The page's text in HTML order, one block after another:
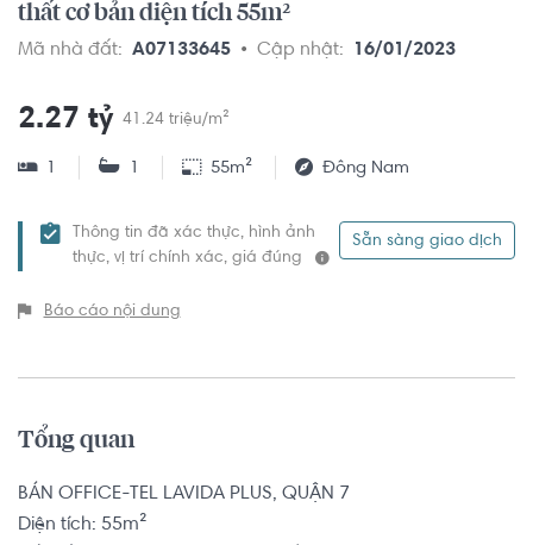
thất cơ bản diện tích 55m²
Mã nhà đất: A07133645 Cập nhật: 16/01/2023
2.27 tỷ 41.24 triệu/m²
1 1 55m² Đông Nam
Thông tin đã xác thực, hình ảnh
thực, vị trí chính xác, giá đúng
Sẵn sàng giao dịch
Báo cáo nội dung
Tổng quan
BÁN OFFICE-TEL LAVIDA PLUS, QUẬN 7
Diện tích: 55m²